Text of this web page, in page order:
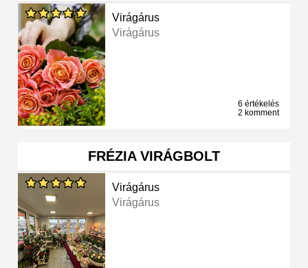
Virágárus
Virágárus
6 értékelés
2 komment
FRÉZIA VIRÁGBOLT
Virágárus
Virágárus